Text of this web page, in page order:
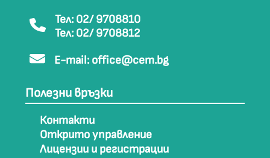
Тел: 02/ 9708810
Тел: 02/ 9708812
E-mail: office@cem.bg
Полезни връзки
Контакти
Открито управление
Лицензии и регистрации